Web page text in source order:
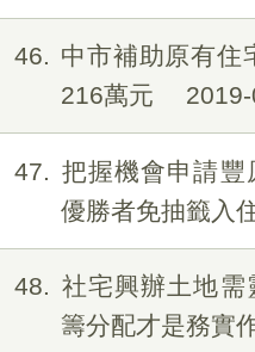
46
中市補助原有住
216萬元
47
把握機會申請豐
優勝者免抽籤入
48
社宅興辦土地需
籌分配才是務實